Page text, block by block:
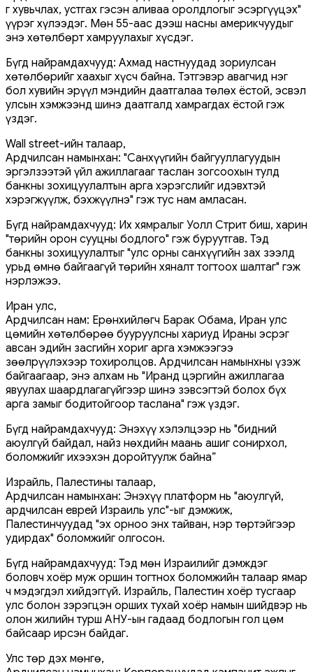
г хувьчлах, устгах гэсэн аливаа оролдлогыг эсэргүүцэх"
үүрэг хүлээдэг. Мөн 55-аас дээш насны америкчуудыг
энэ хөтөлбөрт хамруулахыг хүсдэг.
Бүгд найрамдахчууд: Ахмад настнуудад зориулсан
хөтөлбөрийг хаахыг хүсч байна. Тэтгэвэр авагчид нэг
бол хувийн эрүүл мэндийн даатгалаа төлөх ёстой, эсвэл
улсын хэмжээнд шинэ даатгалд хамрагдах ёстой гэж
үздэг.
Wall street-ийн талаар,
Ардчилсан намынхан: "Санхүүгийн байгууллагуудын
эргэлзээтэй үйл ажиллагааг таслан зогсоохын тулд
банкны зохицуулалтын арга хэрэгслийг идэвхтэй
хэрэгжүүлж, бэхжүүлнэ" гэж тус нам амласан.
Бүгд найрамдахчууд: Их хямралыг Уолл Стрит биш, харин
"төрийн орон сууцны бодлого" гэж буруутгав. Тэд
банкны зохицуулалтыг "улс орны санхүүгийн зах зээлд
урьд өмнө байгаагүй төрийн хяналт тогтоох шалтаг" гэж
нэрлэжээ.
Иран улс,
Ардчилсан нам: Ерөнхийлөгч Барак Обама, Иран улс
цөмийн хөтөлбөрөө бууруулсны хариуд Ираны эсрэг
авсан эдийн засгийн хориг арга хэмжээгээ
зөөлрүүлэхээр тохиролцов. Ардчилсан намынхны үзэж
байгаагаар, энэ алхам нь "Иранд цэргийн ажиллагаа
явуулах шаардлагагүйгээр шинэ зэвсэгтэй болох бүх
арга замыг бодитойгоор таслана" гэж үздэг.
Бүгд найрамдахчууд: Энэхүү хэлэлцээр нь "бидний
аюулгүй байдал, найз нөхдийн маань ашиг сонирхол,
боломжийг ихээхэн доройтуулж байна”
Израйль, Палестины талаар,
Ардчилсан намынхан: Энэхүү платформ нь "аюулгүй,
ардчилсан еврей Израиль улс"-ыг дэмжиж,
Палестинчуудад "эх орноо энх тайван, нэр төртэйгээр
удирдах" боломжийг олгосон.
Бүгд найрамдахчууд: Тэд мөн Израилийг дэмждэг
боловч хоёр муж оршин тогтнох боломжийн талаар ямар
ч мэдэгдэл хийдэггүй. Израйль, Палестин хоёр тусгаар
улс болон зэрэгцэн орших тухай хоёр намын шийдвэр нь
олон жилийн турш АНУ-ын гадаад бодлогын гол цөм
байсаар ирсэн байдаг.
Улс төр дэх мөнгө,